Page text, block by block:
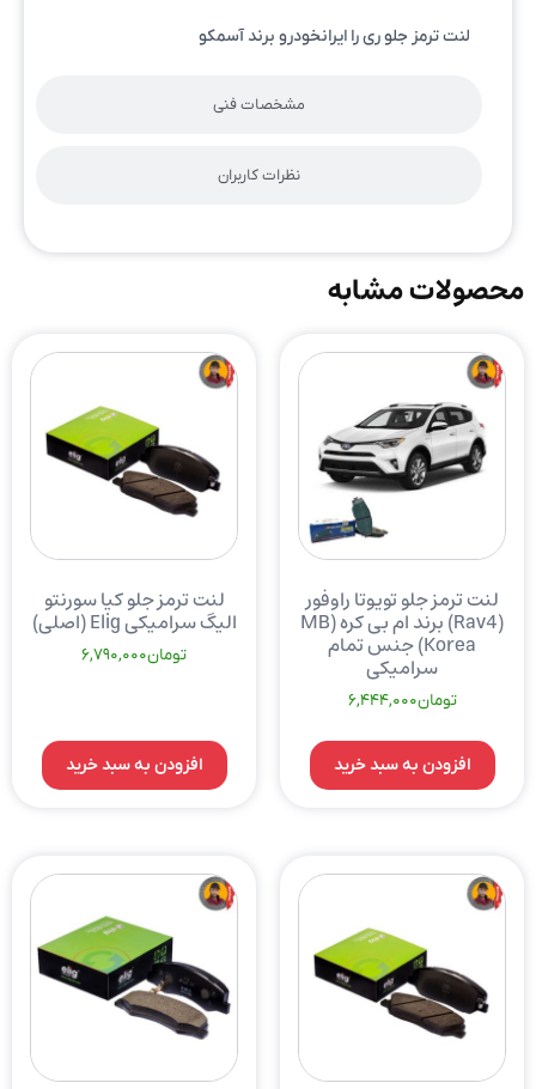
مشخصات فنی
نظرات کاربران
لنت ترمز جلو ری را ایرانخودرو برند آسمکو
محصولات مشابه
لنت ترمز جلو تویوتا راوفور
(Rav4) برند ام بی کره (MB
Korea) جنس تمام
سرامیکی
تومان6,444,000
افزودن به سبد خرید
لنت ترمز جلو کیا سورنتو
الیگ سرامیکی Elig (اصلی)
تومان6,790,000
افزودن به سبد خرید